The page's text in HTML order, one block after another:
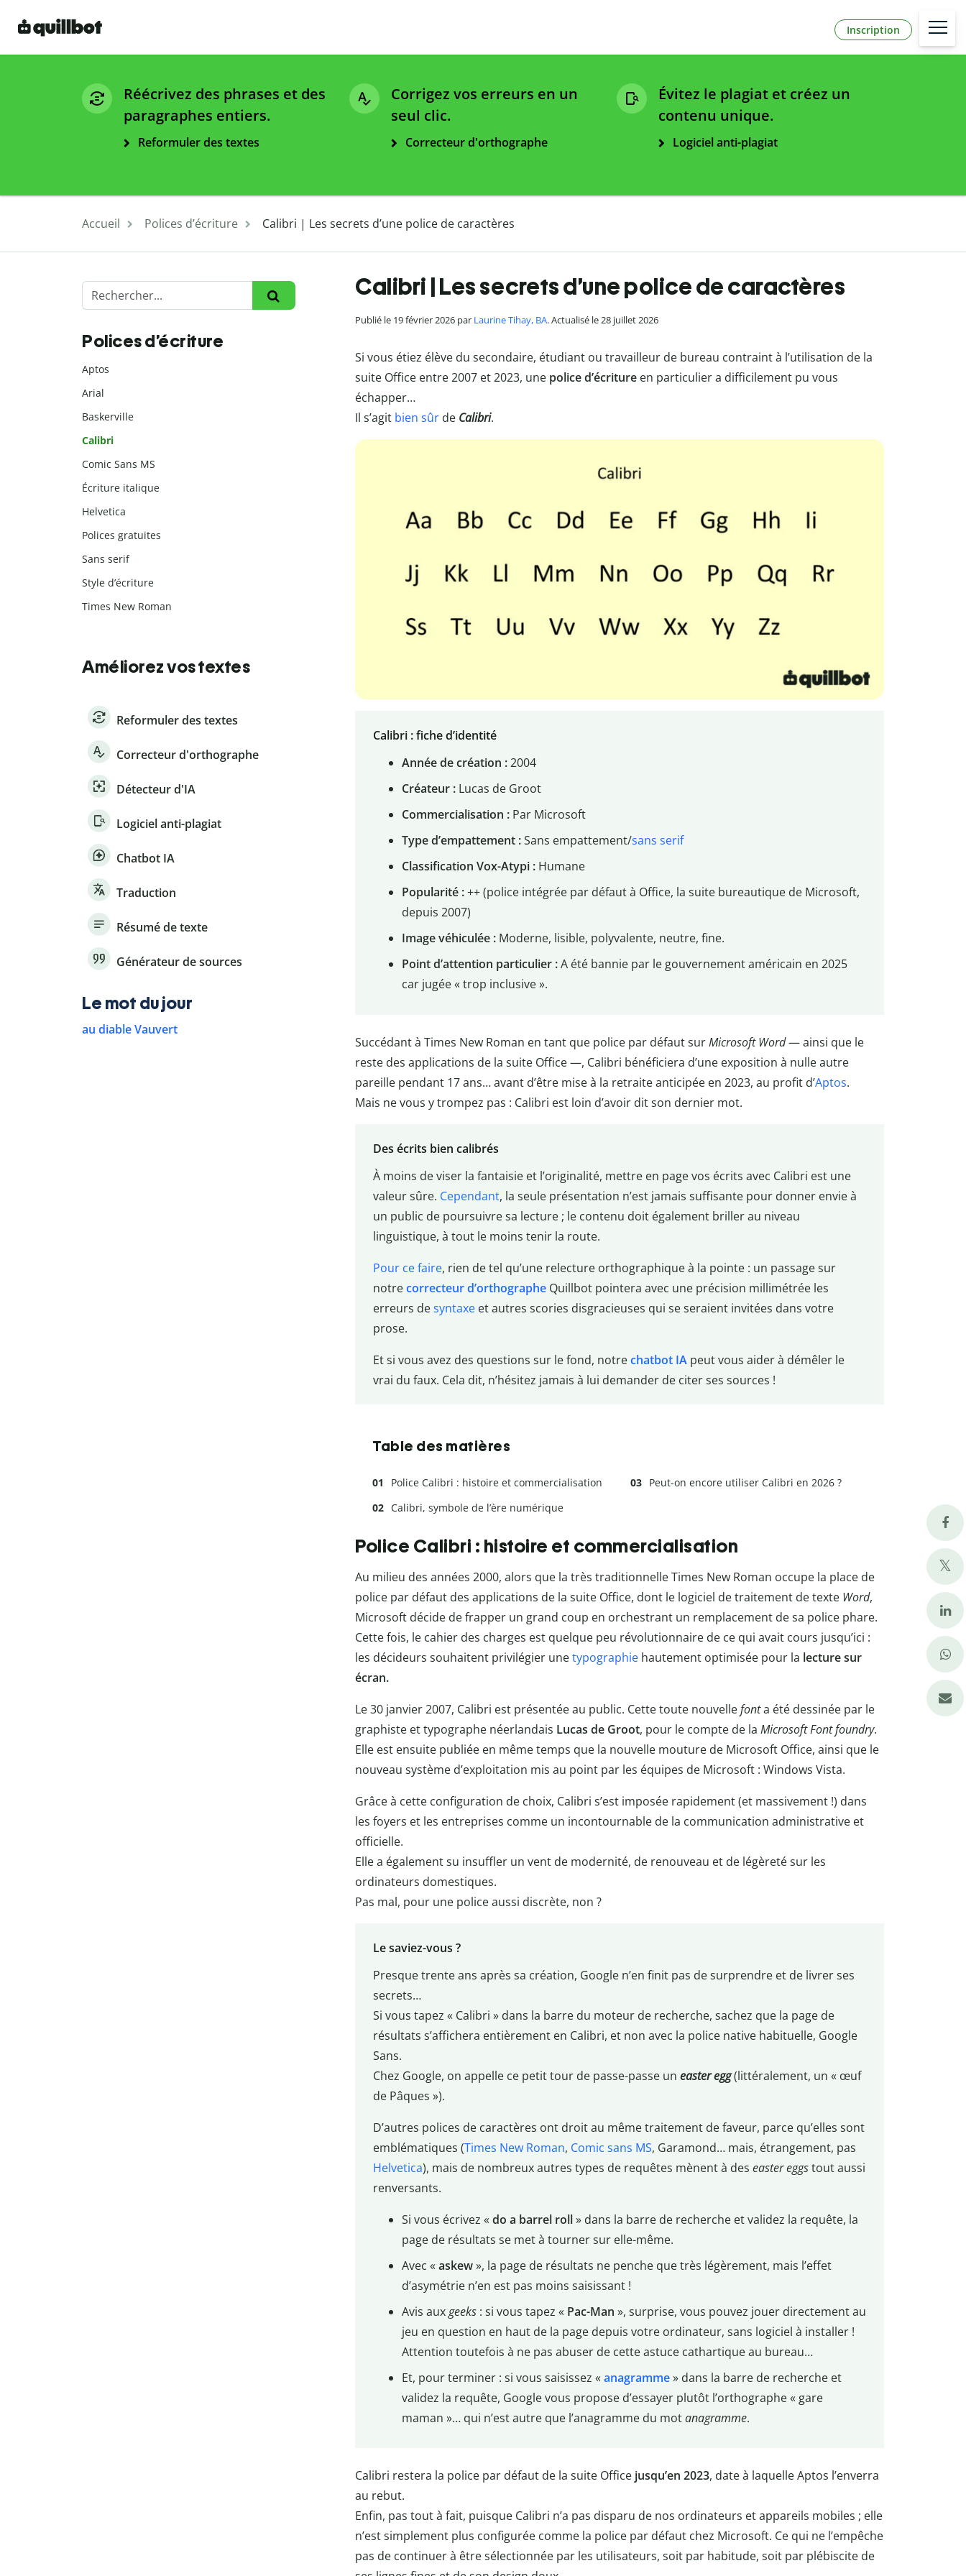
Inscription
Réécrivez des phrases et des
paragraphes entiers.
Reformuler des textes
Corrigez vos erreurs en un
seul clic.
Correcteur d'orthographe
Évitez le plagiat et créez un
contenu unique.
Logiciel anti-plagiat
Accueil Polices d’écriture Calibri | Les secrets d’une police de caractères
Calibri | Les secrets d’une police de caractères
Publié le 19 février 2026 par Laurine Tihay, BA. Actualisé le 28 juillet 2026
Si vous étiez élève du secondaire, étudiant ou travailleur de bureau contraint à l’utilisation de la
suite Office entre 2007 et 2023, une police d’écriture en particulier a difficilement pu vous
échapper…
Il s’agit bien sûr de Calibri.
Calibri : fiche d’identité
Année de création :2004
Créateur :Lucas de Groot
Commercialisation :Par Microsoft
Type d’empattement :Sans empattement/sans serif
Classification Vox-Atypi :Humane
Popularité :++ (police intégrée par défaut à Office, la suite bureautique de Microsoft,
depuis 2007)
Image véhiculée :Moderne, lisible, polyvalente, neutre, fine.
Point d’attention particulier :A été bannie par le gouvernement américain en 2025
car jugée « trop inclusive ».
Succédant à Times New Roman en tant que police par défaut surMicrosoft Word— ainsi que le
reste des applications de la suite Office —, Calibri bénéficiera d’une exposition à nulle autre
pareille pendant 17 ans… avant d’être mise à la retraite anticipée en 2023, au profit d’Aptos.
Mais ne vous y trompez pas : Calibri est loin d’avoir dit son dernier mot.
Des écrits bien calibrés
À moins de viser la fantaisie et l’originalité, mettre en page vos écrits avec Calibri est une
valeur sûre. Cependant, la seule présentation n’est jamais suffisante pour donner envie à
un public de poursuivre sa lecture ; le contenu doit également briller au niveau
linguistique, à tout le moins tenir la route.
Pour ce faire, rien de tel qu’une relecture orthographique à la pointe : un passage sur
notrecorrecteur d’orthographeQuillbot pointera avec une précision millimétrée les
erreurs desyntaxeet autres scories disgracieuses qui se seraient invitées dans votre
prose.
Et si vous avez des questions sur le fond, notrechatbot IApeut vous aider à démêler le
vrai du faux. Cela dit, n’hésitez jamais à lui demander de citer ses sources !
Table des matières
Police Calibri : histoire et commercialisation
Calibri, symbole de l’ère numérique
Peut-on encore utiliser Calibri en 2026 ?
Police Calibri : histoire et commercialisation
Au milieu des années 2000, alors que la très traditionnelle Times New Roman occupe la place de
police par défaut des applications de la suite Office, dont le logiciel de traitement de texte Word,
Microsoft décide de frapper un grand coup en orchestrant un remplacement de sa police phare.
Cette fois, le cahier des charges est quelque peu révolutionnaire de ce qui avait cours jusqu’ici :
les décideurs souhaitent privilégier unetypographie hautement optimisée pour la lecture sur
écran.
Le 30 janvier 2007, Calibri est présentée au public. Cette toute nouvellefonta été dessinée par le
graphiste et typographe néerlandais Lucas de Groot, pour le compte de la Microsoft Font foundry.
Elle est ensuite publiée en même temps que la nouvelle mouture de Microsoft Office, ainsi que le
nouveau système d’exploitation mis au point par les équipes de Microsoft : Windows Vista.
Grâce à cette configuration de choix, Calibri s’est imposée rapidement (et massivement !) dans
les foyers et les entreprises comme un incontournable de la communication administrative et
officielle.
Elle a également su insuffler un vent de modernité, de renouveau et de légèreté sur les
ordinateurs domestiques.
Pas mal, pour une police aussi discrète, non ?
Le saviez-vous ?
Presque trente ans après sa création, Google n’en finit pas de surprendre et de livrer ses
secrets…
Si vous tapez « Calibri » dans la barre du moteur de recherche, sachez que la page de
résultats s’affichera entièrement en Calibri, et non avec la police native habituelle, Google
Sans.
Chez Google, on appelle ce petit tour de passe-passe un easter egg(littéralement, un « œuf
de Pâques »).
D’autres polices de caractères ont droit au même traitement de faveur, parce qu’elles sont
emblématiques (Times New Roman, Comic sans MS, Garamond… mais, étrangement, pas
Helvetica), mais de nombreux autres types de requêtes mènent à des easter eggstout aussi
renversants.
Si vous écrivez «do a barrel roll» dans la barre de recherche et validez la requête, la
page de résultats se met à tourner sur elle-même.
Avec «askew», la page de résultats ne penche que très légèrement, mais l’effet
d’asymétrie n’en est pas moins saisissant !
Avis auxgeeks: si vous tapez « Pac-Man », surprise, vous pouvez jouer directement au
jeu en question en haut de la page depuis votre ordinateur, sans logiciel à installer !
Attention toutefois à ne pas abuser de cette astuce cathartique au bureau…
Et, pour terminer : si vous saisissez «anagramme» dans la barre de recherche et
validez la requête, Google vous propose d’essayer plutôt l’orthographe « gare
maman »… qui n’est autre que l’anagramme du motanagramme.
Calibri restera la police par défaut de la suite Office jusqu’en 2023, date à laquelle Aptos l’enverra
au rebut.
Enfin, pas tout à fait, puisque Calibri n’a pas disparu de nos ordinateurs et appareils mobiles ; elle
n’est simplement plus configurée comme la police par défaut chez Microsoft. Ce qui ne l’empêche
pas de continuer à être sélectionnée par les utilisateurs, soit par habitude, soit par plébiscite de
Polices d’écriture
Aptos
Arial
Baskerville
Calibri
Comic Sans MS
Écriture italique
Helvetica
Polices gratuites
Sans serif
Style d’écriture
Times New Roman
Améliorez vos textes
Reformuler des textes
Correcteur d'orthographe
Détecteur d'IA
Logiciel anti-plagiat
Chatbot IA
Traduction
Résumé de texte
Générateur de sources
Le mot du jour
au diable Vauvert